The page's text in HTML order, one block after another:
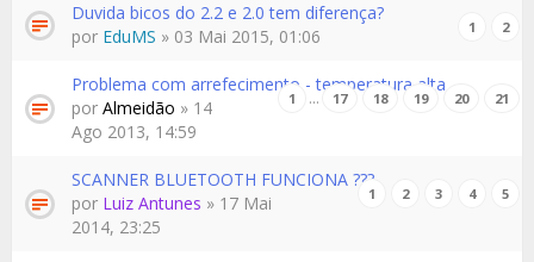
Duvida bicos do 2.2 e 2.0 tem diferença?
1 2
por EduMS » 03 Mai 2015, 01:06
Problema com arrefecimento - temperatura alta
1 … 17 18 19 20 21
por Almeidão » 14
Ago 2013, 14:59
SCANNER BLUETOOTH FUNCIONA ???
1 2 3 4 5
por Luiz Antunes » 17 Mai
2014, 23:25